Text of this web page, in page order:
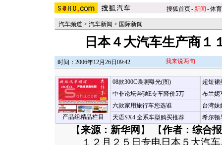
搜狐首页-新闻 -体育
汽车频道 > 汽车新闻 > 国际新闻
日本４大汽车生产商１
时间：2006年12月26日09:42 我来说两句
产品组精品栏目
08款300C谍照曝光(图)
中非论坛奔驰E专车降价5万
六款家用旅行车您选谁
天语SX4 全系车型购买推荐
超短裙
布兰妮
台湾妹
希尔顿
【来源：新华网 】 【作者：综合
１２月２５日专电日本５大汽车